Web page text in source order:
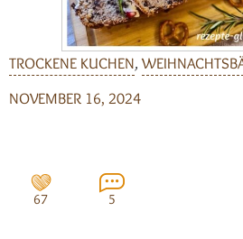
TROCKENE KUCHEN,
NOVEMBER 16, 2024
67 5